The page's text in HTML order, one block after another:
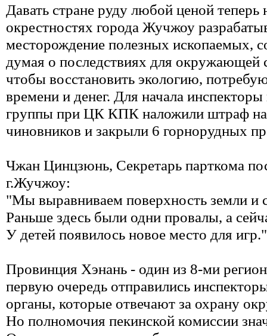
Давать стране руду любой ценой теперь
окрестностях города Жучжоу
месторождение полезных ископаемых,
думая о последствиях для окружающей
чтобы восстановить экологию,
времени и денег. Для начала инспекторы
группы при ЦК КПК наложили штраф
чиновников и закрыли 6 горнорудных
Чжан Цинцзюнь, Секретарь парткома
г.Жучжоу:
"Мы выравниваем поверхность земли и
Раньше здесь были одни провалы, а
У детей появилось новое место для игр."
Провинция Хэнань - один из 8-ми
первую очередь отправились
органы, которые отвечают за охрану
Но полномочия пекинской комиссии